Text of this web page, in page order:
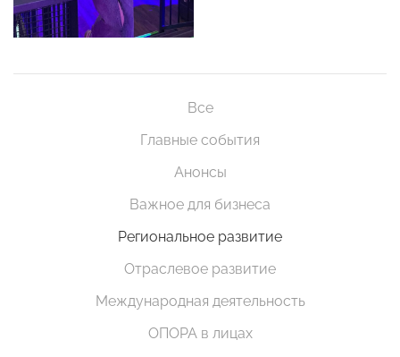
Все
Главные события
Анонсы
Важное для бизнеса
Региональное развитие
Отраслевое развитие
Международная деятельность
ОПОРА в лицах